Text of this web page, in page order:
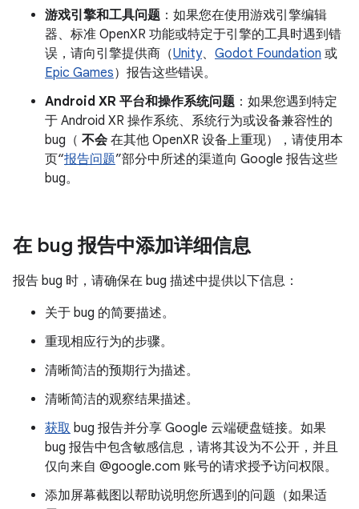
游戏引擎和工具问题 ：如果您在使用游戏引擎编辑
器、标准 OpenXR 功能或特定于引擎的工具时遇到错
误，请向引擎提供商（Unity、 Godot Foundation 或
Epic Games）报告这些错误。
Android XR 平台和操作系统问题 ：如果您遇到特定
于 Android XR 操作系统、系统行为或设备兼容性的
bug（ 不会 在其他 OpenXR 设备上重现），请使用本
页“报告问题”部分中所述的渠道向 Google 报告这些
bug。
在 bug 报告中添加详细信息
报告 bug 时，请确保在 bug 描述中提供以下信息：
关于 bug 的简要描述。
重现相应行为的步骤。
清晰简洁的预期行为描述。
清晰简洁的观察结果描述。
获取 bug 报告并分享 Google 云端硬盘链接。如果
bug 报告中包含敏感信息，请将其设为不公开，并且
仅向来自 @google.com 账号的请求授予访问权限。
添加屏幕截图以帮助说明您所遇到的问题（如果适